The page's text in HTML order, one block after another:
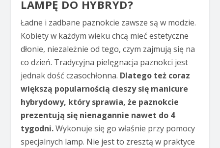
LAMPĘ DO HYBRYD?
Ładne i zadbane paznokcie zawsze są w modzie.
Kobiety w każdym wieku chcą mieć estetyczne
dłonie, niezależnie od tego, czym zajmują się na
co dzień. Tradycyjna pielęgnacja paznokci jest
jednak dość czasochłonna. Dlatego też coraz
większą popularnością cieszy się manicure
hybrydowy, który sprawia, że paznokcie
prezentują się nienagannie nawet do 4
tygodni.Wykonuje się go właśnie przy pomocy
specjalnych lamp. Nie jest to zresztą w praktyce